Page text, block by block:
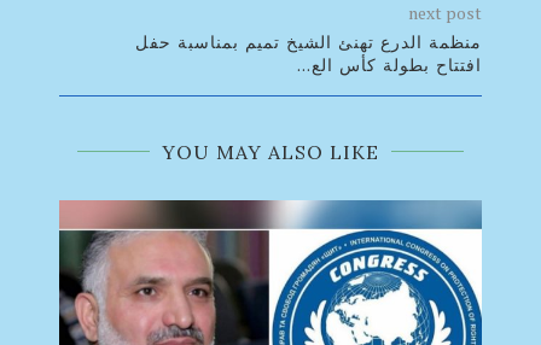
next post
منظمة الدرع تهنئ الشيخ تميم بمناسبة حفل
افتتاح بطولة كأس الع...
YOU MAY ALSO LIKE